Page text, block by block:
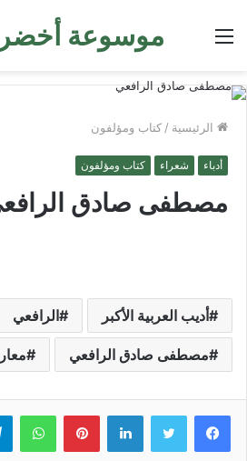
موسوعة القائمة
الرئيسية / كتاب ومؤلفون
أدباء شعراء كتاب ومؤلفون
مصطفى صادق
أديب العربية الأكبر الرافعي
مصطفى صادق الرافعي
لينكدإن بينتيريست